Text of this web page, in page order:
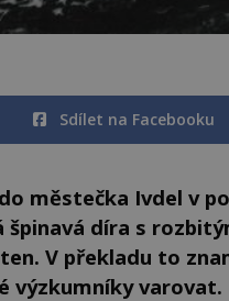
Sdílet na Facebooku
městečka Ivdel v
díra s
V překladu to
výzkumníky varovat.